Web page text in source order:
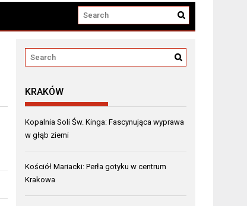
KRAKÓW
Kopalnia Soli Św. Kinga: Fascynująca wyprawa
w głąb ziemi
Kościół Mariacki: Perła gotyku w centrum
Krakowa